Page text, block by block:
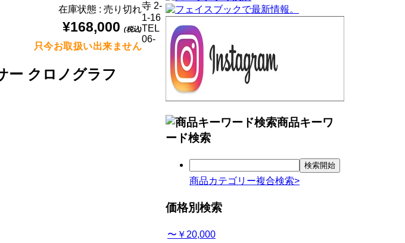
在庫状態 : 売り切れ
¥168,000 (税込)
只今お取扱い出来ません
ー クロノグラフ
商品キーワ
ード検索
商品カテゴリー複合検索>
価格別検索
〜￥20,000
寺 2-
1-16
TEL
06-